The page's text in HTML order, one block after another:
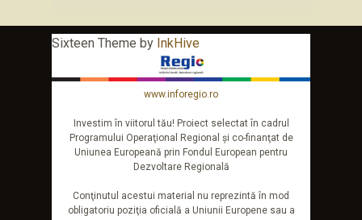
Sixteen Theme by InkHive
www.inforegio.ro
Investim în viitorul tău! Proiect selectat în cadrul
Programului Operaţional Regional şi co-finanţat de
Uniunea Europeană prin Fondul European pentru
Dezvoltare Regională
Conţinutul acestui material nu reprezintă în mod
obligatoriu poziţia oficială a Uniunii Europene sau a